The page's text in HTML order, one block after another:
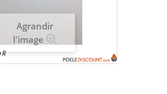
Agrandir
l'image